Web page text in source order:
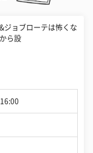
ジョブローテは怖くな
ら設